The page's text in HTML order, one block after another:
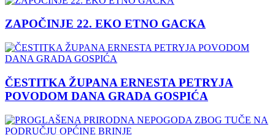
ZAPOČINJE 22. EKO ETNO GACKA
ČESTITKA ŽUPANA ERNESTA PETRYJA
POVODOM DANA GRADA GOSPIĆA